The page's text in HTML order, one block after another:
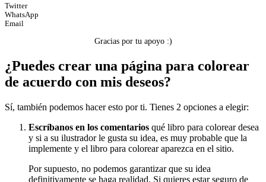
Transporte
Nezaradené
Twitter
WhatsApp
Email
Gracias por tu apoyo :)
¿Puedes crear una página para colorear
de acuerdo con mis deseos?
Sí, también podemos hacer esto por ti. Tienes 2 opciones a elegir:
Escríbanos en los comentarios qué libro para colorear desea
y si a su ilustrador le gusta su idea, es muy probable que la
implemente y el libro para colorear aparezca en el sitio.
Por supuesto, no podemos garantizar que su idea
definitivamente se haga realidad. Si quieres estar seguro de